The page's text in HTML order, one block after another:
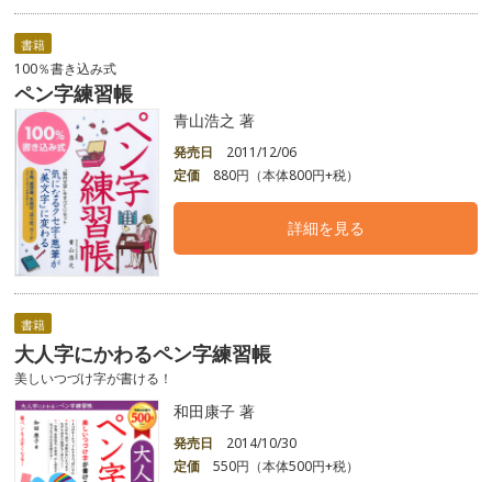
書籍
100％書き込み式
ペン字練習帳
青山浩之 著
発売日
2011/12/06
定価
880円（本体800円+税）
詳細を見る
書籍
大人字にかわるペン字練習帳
美しいつづけ字が書ける！
和田康子 著
発売日
2014/10/30
定価
550円（本体500円+税）